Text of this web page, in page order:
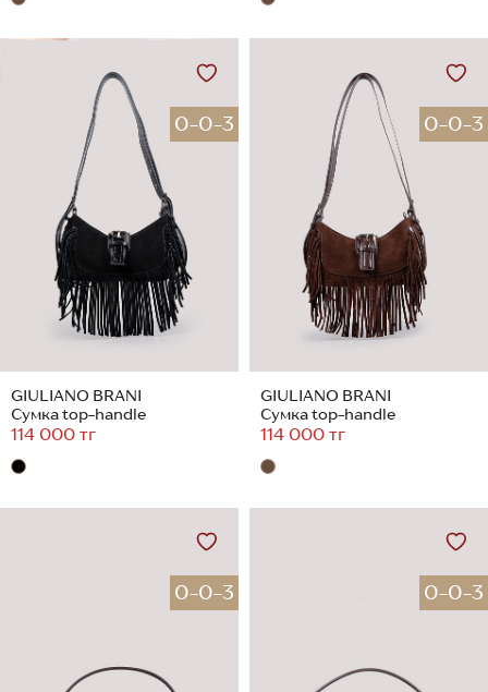
0-0-3
GIULIANO BRANI
Сумка top-handle
114 000 тг
0-0-3
GIULIANO BRANI
Сумка top-handle
114 000 тг
0-0-3 0-0-3